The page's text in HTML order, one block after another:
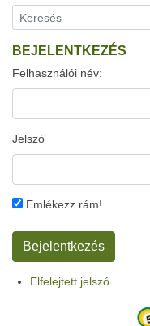
BEJELENTKEZÉS
Felhasználói név:
Jelszó
Emlékezz rám!
Elfelejtett jelszó